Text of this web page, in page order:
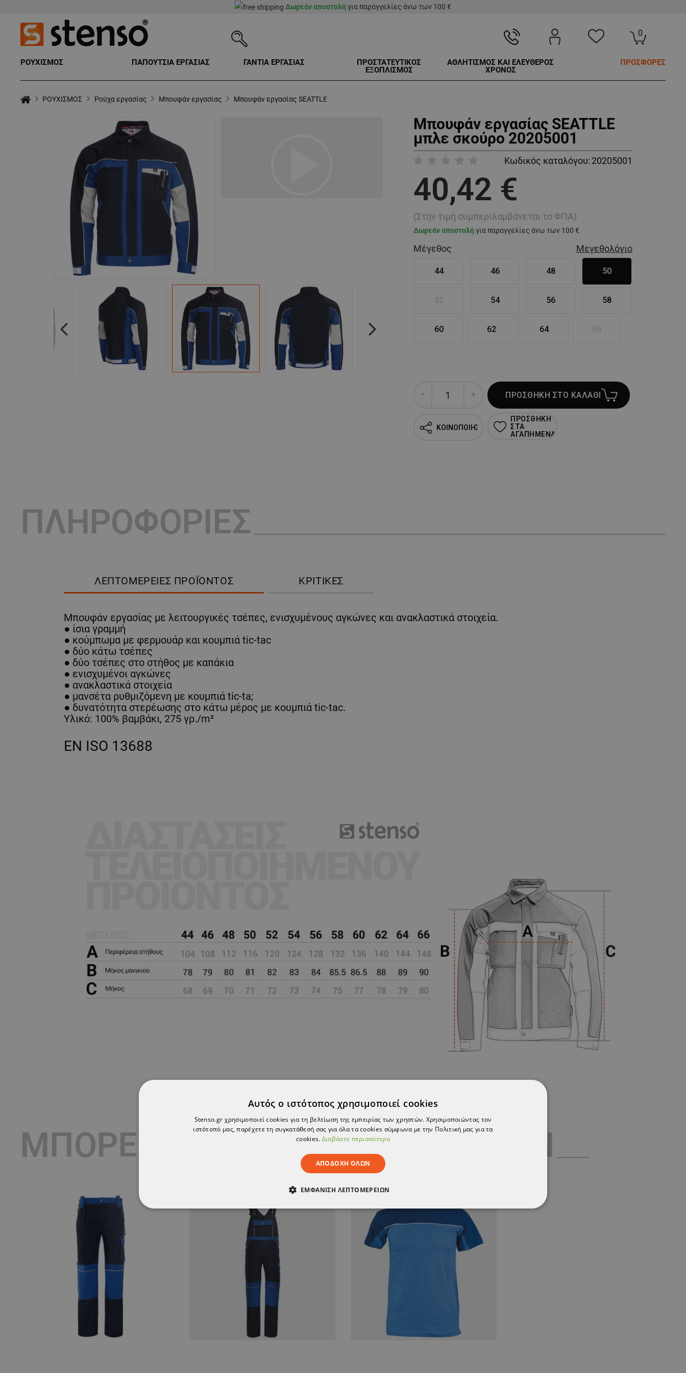
Δωρεάν αποστολή για παραγγελίες άνω των 100 €
0
ΡΟΥΧΙΣΜΟΣ ΠΑΠΟΥΤΣΙΑ ΕΡΓΑΣΙΑΣ ΓΑΝΤΙΑ ΕΡΓΑΣΙΑΣ
ΠΡΟΣΤΑΤΕΥΤΙΚΟΣ
ΕΞΟΠΛΙΣΜΟΣ
ΑΘΛΗΤΙΣΜΟΣ ΚΑΙ ΕΛΕΥΘΕΡΟΣ
ΧΡΟΝΟΣ
ΠΡΟΣΦΟΡΕΣ
ΡΟΥΧΙΣΜΟΣ Ρούχα εργασίας Μπουφάν εργασίας Μπουφάν εργασίας SEATTLE
Previous Next
Μπουφάν εργασίας SEATTLE
μπλε σκούρο 20205001
Κωδικός καταλόγου: 20205001
40,42 €
(Στην τιμή συμπεριλαμβάνεται το ΦΠΑ)
Δωρεάν αποστολή για παραγγελίες άνω των 100 €
Μέγεθος Μεγεθολόγιο
44 46 48 50
54 56 58
60 62 64
ΠΡΟΣΘΗΚΗ ΣΤΟ ΚΑΛΑΘΙ
ΚΟΙΝΟΠΟΙΗΣΗ
ΠΡΟΣΘΗΚΗ
ΣΤΑ
ΑΓΑΠΗΜΕΝΑ
ΠΛΗΡΟΦΟΡΙΕΣ
ΛΕΠΤΟΜΈΡΕΙΕΣ ΠΡΟΪΌΝΤΟΣ ΚΡΙΤΙΚΈΣ
Μπουφάν εργασίας με λειτουργικές τσέπες, ενισχυμένους αγκώνες και ανακλαστικά στοιχεία.
● ίσια γραμμή
● κούμπωμα με φερμουάρ και κουμπιά tic-tac
● δύο κάτω τσέπες
● δύο τσέπες στο στήθος με καπάκια
● ενισχυμένοι αγκώνες
● ανακλαστικά στοιχεία
● μανσέτα ρυθμιζόμενη με κουμπιά tic-ta;
● δυνατότητα στερέωσης στο κάτω μέρος με κουμπιά tic-tac.
Υλικό: 100% βαμβάκι, 275 γρ./m²
EN ISO 13688
ΜΠΟΡΕΊ ΕΠΊΣΗΣ ΝΑ ΣΑΣ ΑΡΈΣΟΥΝ
Αυτός ο ιστότοπος χρησιμοποιεί cookies
Stenso.gr χρησιμοποιεί cookies για τη βελτίωση της εμπειρίας των χρηστών. Χρησιμοποιώντας τον
ιστότοπό μας, παρέχετε τη συγκατάθεσή σας για όλα τα cookies σύμφωνα με την Πολιτική μας για τα
cookies. Διαβάστε περισσότερα
ΑΠΟΔΟΧΉ ΌΛΩΝ
ΕΜΦΆΝΙΣΗ ΛΕΠΤΟΜΕΡΕΙΏΝ
ΑΠΟΛΎΤΩΣ ΑΠΑΡΑΊΤΗΤΑ ΣΤΌΧΕΥΣΗΣ ΛΕΙΤΟΥΡΓΙΚΌΤΗΤΑΣ